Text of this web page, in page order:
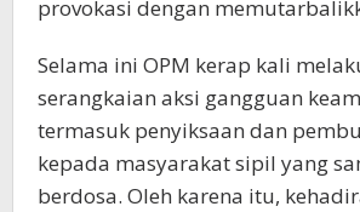
provokasi dengan
Selama ini OPM kerap kali
serangkaian aksi gangguan
termasuk penyiksaan dan
kepada masyarakat sipil yang
berdosa. Oleh karena itu,